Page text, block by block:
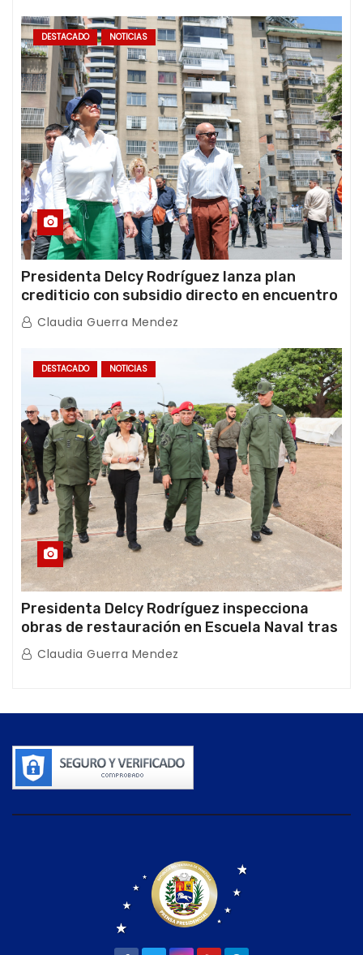
DESTACADO NOTICIAS
Presidenta Delcy Rodríguez lanza plan
crediticio con subsidio directo en encuentro
con Juntas de Condominio
Claudia Guerra Mendez
DESTACADO NOTICIAS
Presidenta Delcy Rodríguez inspecciona
obras de restauración en Escuela Naval tras
afectaciones sísmicas en La Guaira
Claudia Guerra Mendez